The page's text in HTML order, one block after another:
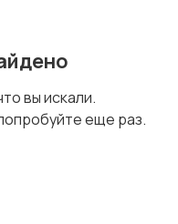
вы искали.
еще раз.